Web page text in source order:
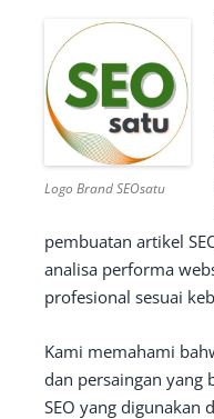
Logo Brand SEOsatu
pembuatan artikel
analisa performa
profesional sesuai
Kami memahami
dan persaingan yang
SEO yang digunakan